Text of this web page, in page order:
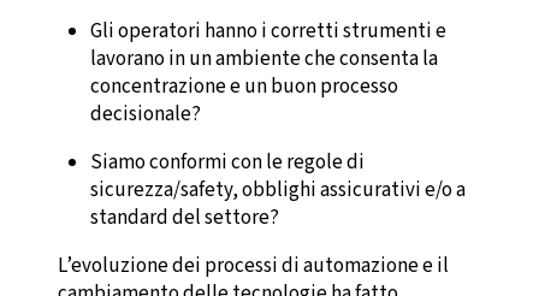
Gli operatori hanno i corretti strumenti e
lavorano in un ambiente che consenta la
concentrazione e un buon processo
decisionale?
Siamo conformi con le regole di
sicurezza/safety, obblighi assicurativi e/o a
standard del settore?
L’evoluzione dei processi di automazione e il